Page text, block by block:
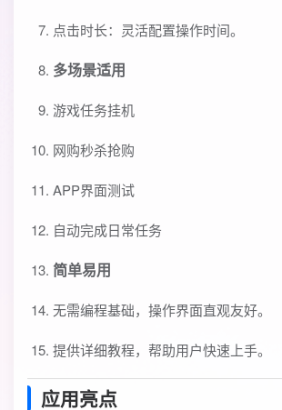
点击时长：灵活配置操作时间。
多场景适用
游戏任务挂机
网购秒杀抢购
APP界面测试
自动完成日常任务
简单易用
无需编程基础，操作界面直观友好。
提供详细教程，帮助用户快速上手。
应用亮点